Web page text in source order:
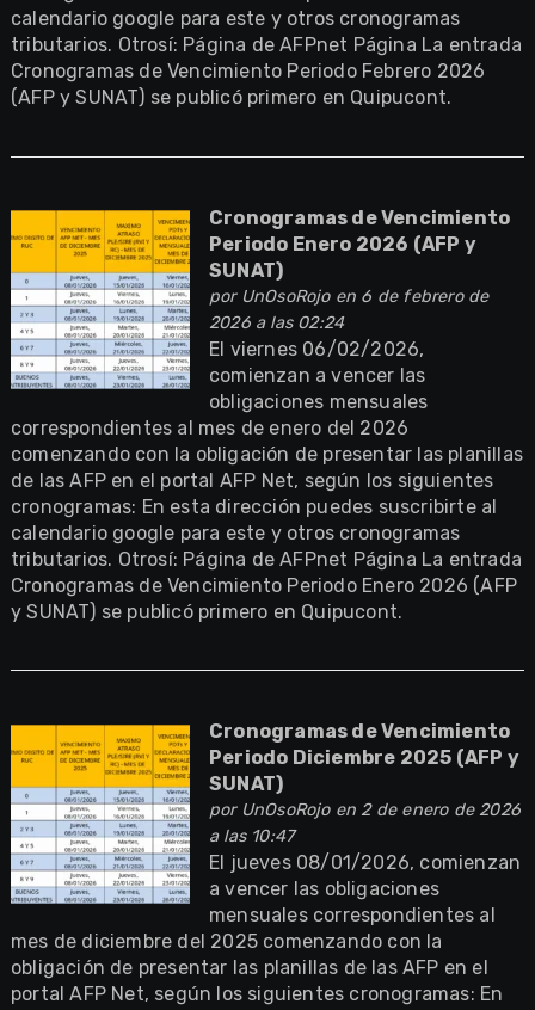
calendario google para este y otros cronogramas
tributarios. Otrosí: Página de AFPnet Página La entrada
Cronogramas de Vencimiento Periodo Febrero 2026
(AFP y SUNAT) se publicó primero en Quipucont.
Cronogramas de Vencimiento
Periodo Enero 2026 (AFP y
SUNAT)
por UnOsoRojoen 6 de febrero de
2026 a las 02:24
El viernes 06/02/2026,
comienzan a vencer las
obligaciones mensuales
correspondientes al mes de enero del 2026
comenzando con la obligación de presentar las planillas
de las AFP en el portal AFP Net, según los siguientes
cronogramas: En esta dirección puedes suscribirte al
calendario google para este y otros cronogramas
tributarios. Otrosí: Página de AFPnet Página La entrada
Cronogramas de Vencimiento Periodo Enero 2026 (AFP
y SUNAT) se publicó primero en Quipucont.
Cronogramas de Vencimiento
Periodo Diciembre 2025 (AFP y
SUNAT)
por UnOsoRojoen 2 de enero de 2026
a las 10:47
El jueves 08/01/2026, comienzan
a vencer las obligaciones
mensuales correspondientes al
mes de diciembre del 2025 comenzando con la
obligación de presentar las planillas de las AFP en el
portal AFP Net, según los siguientes cronogramas: En